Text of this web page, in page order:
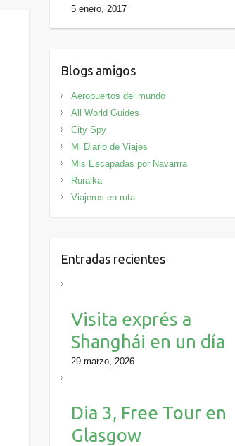
5 enero, 2017
Blogs amigos
Aeropuertos del mundo
All World Guides
City Spy
Mi Diario de Viajes
Mis Escapadas por Navarrra
Ruralka
Viajeros en ruta
Entradas recientes
Visita exprés a
Shanghái en un día
29 marzo, 2026
Dia 3, Free Tour en
Glasgow